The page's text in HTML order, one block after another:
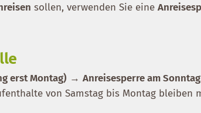
sollen, verwenden Sie eine
erst Montag) →Anreisesperre am Sonntag
von Samstag bis Montag bleiben